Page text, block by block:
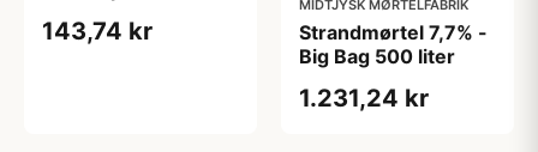
143,74 kr
MIDTJYSK MØRTELFABRIK
Strandmørtel 7,7% -
Big Bag 500 liter
1.231,24 kr